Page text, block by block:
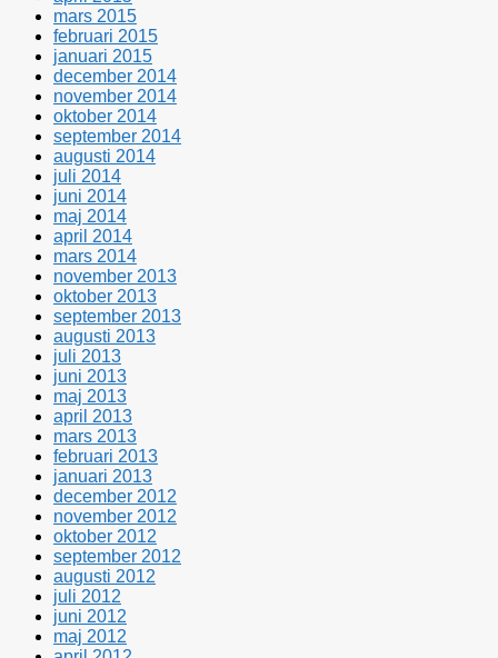
mars 2015
februari 2015
januari 2015
december 2014
november 2014
oktober 2014
september 2014
augusti 2014
juli 2014
juni 2014
maj 2014
april 2014
mars 2014
november 2013
oktober 2013
september 2013
augusti 2013
juli 2013
juni 2013
maj 2013
april 2013
mars 2013
februari 2013
januari 2013
december 2012
november 2012
oktober 2012
september 2012
augusti 2012
juli 2012
juni 2012
maj 2012